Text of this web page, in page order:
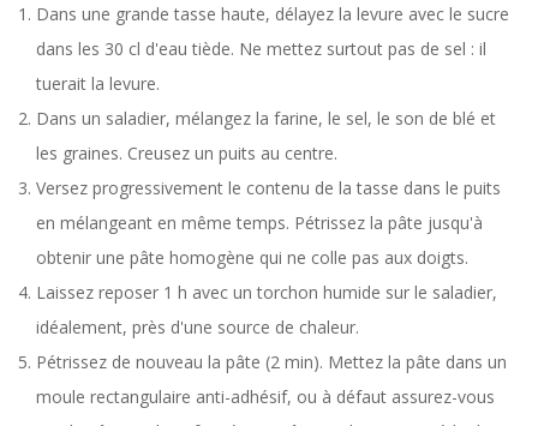
Dans une grande tasse haute, délayez la levure avec le sucre
dans les 30 cl d'eau tiède. Ne mettez surtout pas de sel : il
tuerait la levure.
Dans un saladier, mélangez la farine, le sel, le son de blé et
les graines. Creusez un puits au centre.
Versez progressivement le contenu de la tasse dans le puits
en mélangeant en même temps. Pétrissez la pâte jusqu'à
obtenir une pâte homogène qui ne colle pas aux doigts.
Laissez reposer 1 h avec un torchon humide sur le saladier,
idéalement, près d'une source de chaleur.
Pétrissez de nouveau la pâte (2 min). Mettez la pâte dans un
moule rectangulaire anti-adhésif, ou à défaut assurez-vous